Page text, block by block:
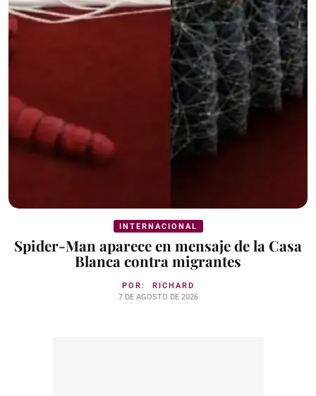
INTERNACIONAL
Spider-Man aparece en mensaje de la Casa
Blanca contra migrantes
POR: RICHARD
7 DE AGOSTO DE 2026